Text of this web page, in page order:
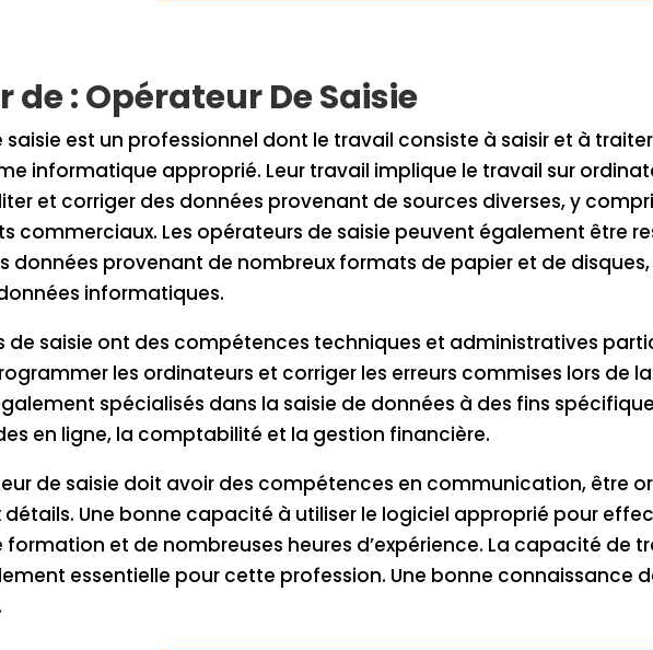
de : Opérateur De Saisie
saisie est un professionnel dont le travail consiste à saisir et à
informatique approprié. Leur travail implique le travail sur
et corriger des données provenant de sources diverses, y
commerciaux. Les opérateurs de saisie peuvent également être
données provenant de nombreux formats de papier et de
informatiques.
de saisie ont des compétences techniques et administratives
les ordinateurs et corriger les erreurs commises lors de
spécialisés dans la saisie de données à des fins
en ligne, la comptabilité et la gestion financière.
de saisie doit avoir des compétences en communication, être
détails. Une bonne capacité à utiliser le logiciel approprié pour
formation et de nombreuses heures d’expérience. La capacité de
essentielle pour cette profession. Une bonne connaissance